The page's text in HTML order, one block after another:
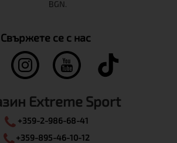
Свържете се с нас
Extreme Sport
+359-2-986-68-41
+359-895-46-10-12